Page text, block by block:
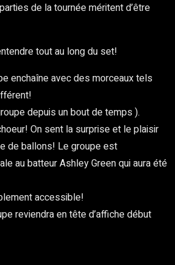
de la tournée méritent d’être
tout au long du set!
enchaîne avec des morceaux tels
depuis un bout de temps ).
On sent la surprise et le plaisir
de ballons! Le groupe est
au batteur Ashley Green qui aura été
accessible!
reviendra en tête d’affiche début